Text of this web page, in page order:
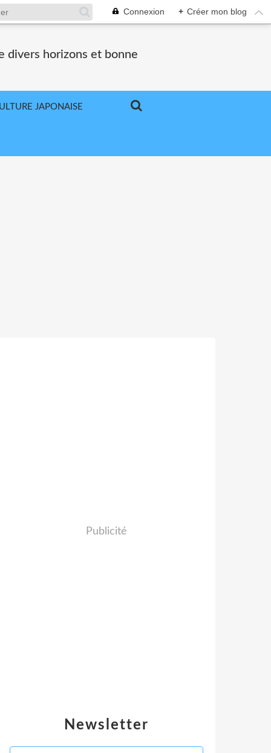
Connexion + Créer mon blog
divers horizons et bonne
JAPONAISE
Newsletter
Publicité